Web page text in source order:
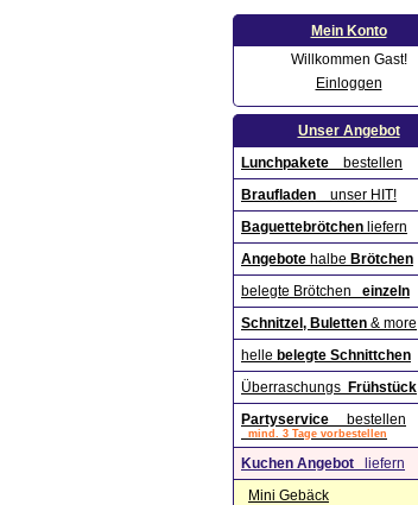
Mein Konto
Willkommen Gast!
Einloggen
Unser Angebot
Lunchpakete bestellen
Braufladen
unser HIT!
Baguettebrötchen liefern
Angebote halbe Brötchen
belegte Brötchen einzeln
Schnitzel, Buletten & more
helle belegte Schnittchen
Überraschungs Frühstück
Partyservice bestellen
mind. 3 Tage vorbestellen
Kuchen Angebot liefern
Mini Gebäck